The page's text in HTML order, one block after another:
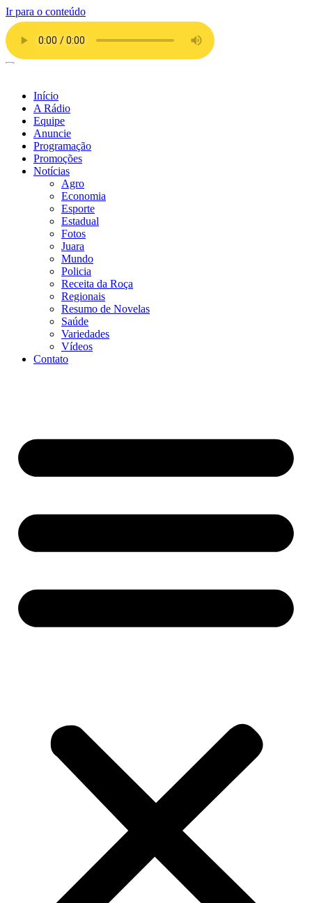
Ir para o conteúdo
Início
A Rádio
Equipe
Anuncie
Programação
Promoções
Notícias
Agro
Economia
Esporte
Estadual
Fotos
Juara
Mundo
Policia
Receita da Roça
Regionais
Resumo de Novelas
Saúde
Variedades
Vídeos
Contato